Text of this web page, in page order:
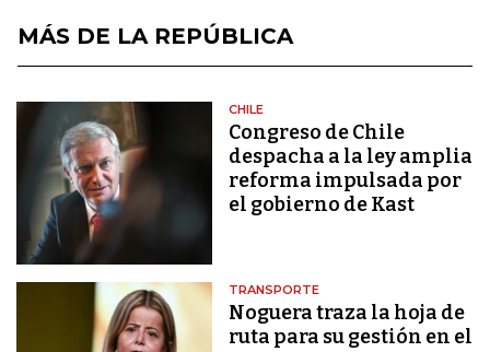
MÁS DE LA REPÚBLICA
CHILE
Congreso de Chile
despacha a la ley amplia
reforma impulsada por
el gobierno de Kast
TRANSPORTE
Noguera traza la hoja de
ruta para su gestión en el